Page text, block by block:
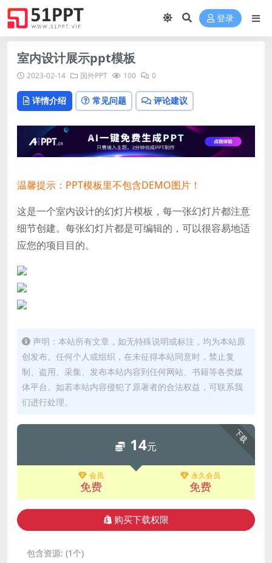
登录
室内设计展示ppt模板
2023-02-14 国外PPT 100 0
详情介绍 常见问题 评论建议
温馨提示：PPT模板里不包含DEMO图片！
这是一个室内设计的幻灯片模板，每一张幻灯片都注意
细节创建。每张幻灯片都是可编辑的，可以很容易地适
应您的项目目的。
声明：本站所有文章，如无特殊说明或标注，均为本站原
创发布。任何个人或组织，在未征得本站同意时，禁止复
制、盗用、采集、发布本站内容到任何网站、书籍等各类媒
体平台。如若本站内容侵犯了原著者的合法权益，可联系我
们进行处理。
下载
14元
会员
免费
永久会员
免费
购买下载权限
包含资源: (1个)